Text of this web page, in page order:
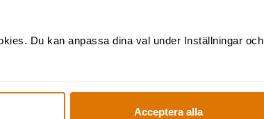
Du kan anpassa dina val under Inställningar och
Acceptera alla